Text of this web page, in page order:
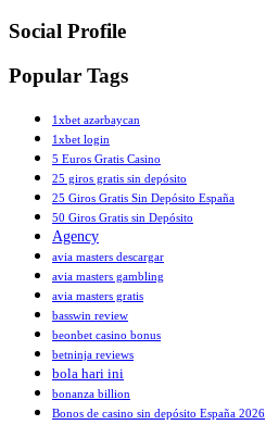
Social Profile
Popular Tags
1xbet azərbaycan
1xbet login
5 Euros Gratis Casino
25 giros gratis sin depósito
25 Giros Gratis Sin Depósito España
50 Giros Gratis sin Depósito
Agency
avia masters descargar
avia masters gambling
avia masters gratis
basswin review
beonbet casino bonus
betninja reviews
bola hari ini
bonanza billion
Bonos de casino sin depósito España 2026